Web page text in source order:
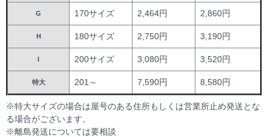
G 170サイズ 2,464円 2,860円
H 180サイズ 2,750円 3,190円
I 200サイズ 3,080円 3,520円
特大 201～ 7,590円 8,580円
※特大サイズの場合は屋号のある住所もしくは営業所止め発送とな
る場合がございます。
※離島発送については要相談